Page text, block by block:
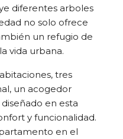
diferentes arboles
no solo ofrece
un refugio de
vida urbana.
tres
un acogedor
en esta
y funcionalidad.
en el